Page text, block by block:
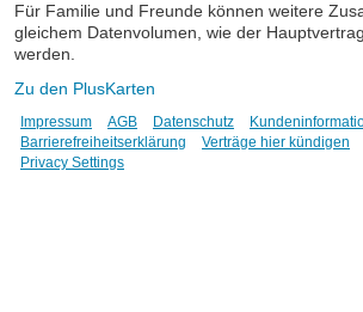
Für Familie und Freunde können weitere
gleichem Datenvolumen, wie der
werden.
Zu den PlusKarten
Impressum AGB Datenschutz
Barrierefreiheitserklärung
Verträge hier kündigen
Privacy Settings